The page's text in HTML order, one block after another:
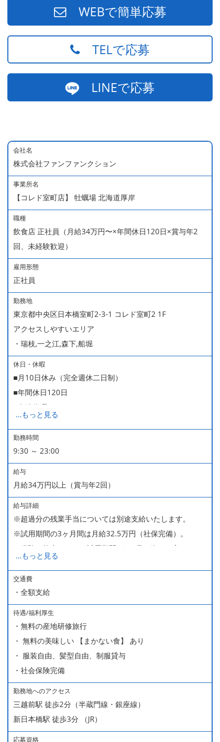
WEBで簡単応募
TELで応募
LINEで応募
会社名
株式会社ファンファンクション
事業所名
【コレド室町店】 牡蠣場 北海道厚岸
職種
飲食店 正社員（月給34万円〜×年間休日120日×賞与年2
回、未経験歓迎）
雇用形態
正社員
勤務地
東京都中央区日本橋室町2-3-1 コレド室町2 1F
アクセスしやすいエリア
・瑞枝,一之江,森下,船堀
休日・休暇
■月10日休み（完全週休二日制）
■年間休日120日
■有給休暇
■慶弔休暇
■産休・育休（男性育休取得4名・女性産休2名・育休復帰
率100％ ＊2023～2025年実績）
...もっと見る
勤務時間
9:30 ～ 23:00
給与
月給34万円以上（賞与年2回）
給与詳細
※超過分の残業手当については別途支給いたします。
※試用期間の3ヶ月間は月給32.5万円（社保完備）。
経験・能力により、試用期間が1ヶ月で終わる方もいま
す。
※上記月給には、一律支給のみなし残業手当（月65時間
分・10万円）を含んでいます。
■ 昇給（随時）
■ 賞与 年２回（夏・秋）約１ヶ月分
■ インセンティブ制度（月額約4万円～20万円）
＊店長・料理長候補・統括店長・統括料理長候補の場合
＜給与モデル＞
450万円／社員（20代・入社1年目・入籍予定のパートナ
ー持ち）
490万円／店長代理（20代・入社2年目・入社後に結婚。
...もっと見る
交通費
・全額支給
待遇/福利厚生
・無料の産地研修旅行
・ 無料の美味しい 【まかない食】 あり
・ 服装自由、髪型自由、制服貸与
・社会保険完備
勤務地へのアクセス
三越前駅 徒歩2分（半蔵門線・銀座線）
新日本橋駅 徒歩3分 （JR）
応募資格